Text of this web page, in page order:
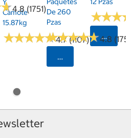
★
★4.8 (1751)
Y
Camote
15.87kg
★★★★★
★★★★★4.7 (1107)
De 260
Pzas
★★★★★
★★★★★4.8 (175)
Seleccionar
★★★
★★★